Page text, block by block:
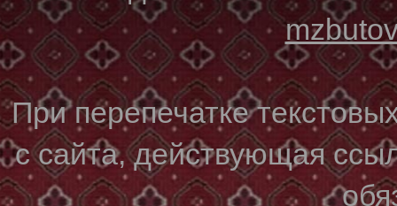
При перепечатке
с сайта, действующая